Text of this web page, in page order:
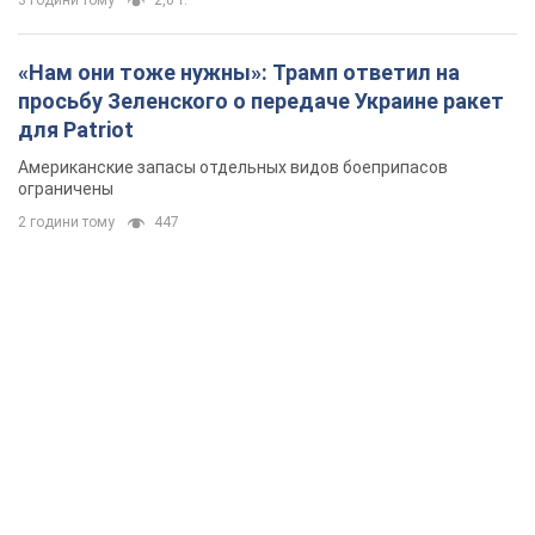
«Нам они тоже нужны»: Трамп ответил на
просьбу Зеленского о передаче Украине ракет
для Patriot
Американские запасы отдельных видов боеприпасов
ограничены
2 години тому 447